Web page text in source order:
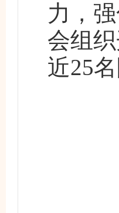
力，
会组
近25